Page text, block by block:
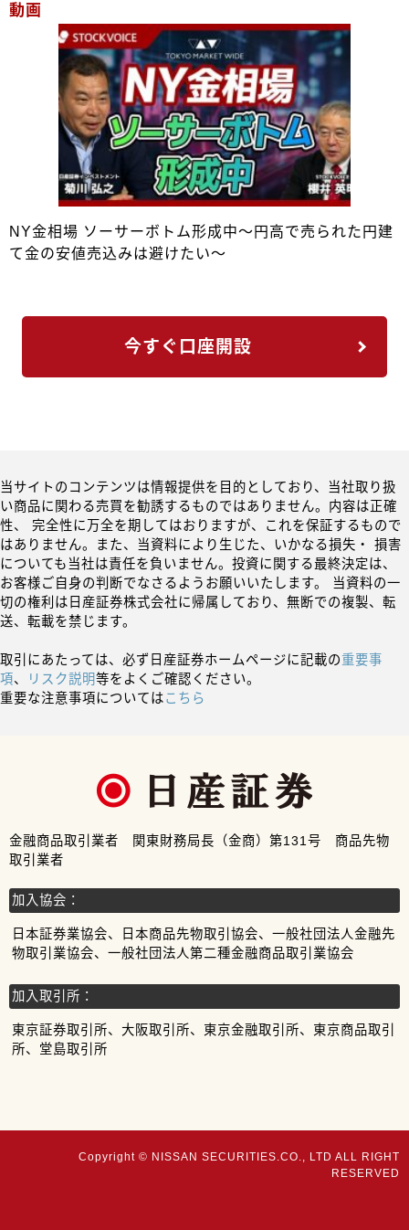
動画
NY金相場 ソーサーボトム形成中～円高で売られた円建
て金の安値売込みは避けたい～
今すぐ口座開設
当サイトのコンテンツは情報提供を目的としており、当社取り扱
い商品に関わる売買を勧誘するものではありません。内容は正確
性、 完全性に万全を期してはおりますが、これを保証するもので
はありません。また、当資料により生じた、いかなる損失・ 損害
についても当社は責任を負いません。投資に関する最終決定は、
お客様ご自身の判断でなさるようお願いいたします。 当資料の一
切の権利は日産証券株式会社に帰属しており、無断での複製、転
送、転載を禁じます。
取引にあたっては、必ず日産証券ホームページに記載の重要事
項、 リスク説明等をよくご確認ください。
重要な注意事項についてはこちら
金融商品取引業者 関東財務局長（金商）第131号 商品先物
取引業者
加入協会：
日本証券業協会、日本商品先物取引協会、一般社団法人金融先
物取引業協会、一般社団法人第二種金融商品取引業協会
加入取引所：
東京証券取引所、大阪取引所、東京金融取引所、東京商品取引
所、堂島取引所
Copyright © NISSAN SECURITIES.CO., LTD ALL RIGHT
RESERVED